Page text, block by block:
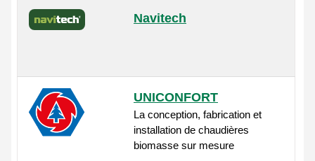
Navitech
UNICONFORT
La conception, fabrication et
installation de chaudières
biomasse sur mesure